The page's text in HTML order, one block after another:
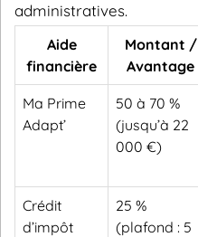
administratives.
Aide
financière
Montant /
Avantage
Ma Prime
Adapt’
50 à 70 %
(jusqu’à 22
000 €)
Crédit
d’impôt
25 %
(plafond : 5